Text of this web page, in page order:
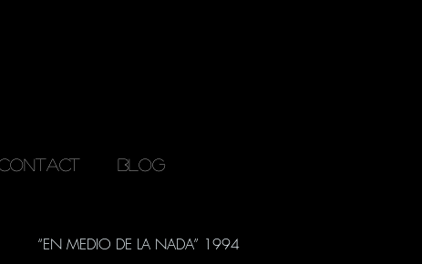
Blog
“EN MEDIO DE LA NADA” 1994